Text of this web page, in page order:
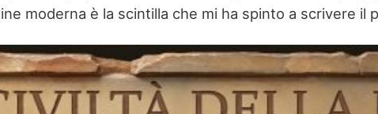
moderna è la scintilla che mi ha spinto a scrivere il